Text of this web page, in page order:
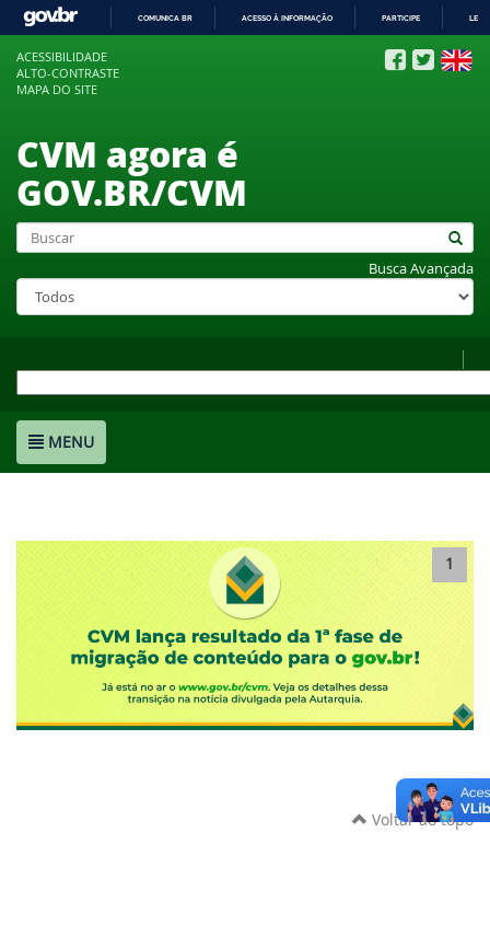
COMUNICA BR ACESSO À INFORMAÇÃO PARTICIPE
ACESSIBILIDADE
ALTO-CONTRASTE
MAPA DO SITE
CVM agora é
GOV.BR/CVM
Busca Avançada
MENU
1
Voltar ao topo